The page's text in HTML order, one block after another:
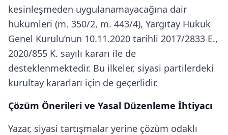
kesinleşmeden uygulanamayacağına dair
hükümleri (m. 350/2, m. 443/4), Yargıtay Hukuk
Genel Kurulu’nun 10.11.2020 tarihli 2017/2833 E.,
2020/855 K. sayılı kararı ile de
desteklenmektedir. Bu ilkeler, siyasi partilerdeki
kurultay kararları için de geçerlidir.
Çözüm Önerileri ve Yasal Düzenleme İhtiyacı
Yazar, siyasi tartışmalar yerine çözüm odaklı